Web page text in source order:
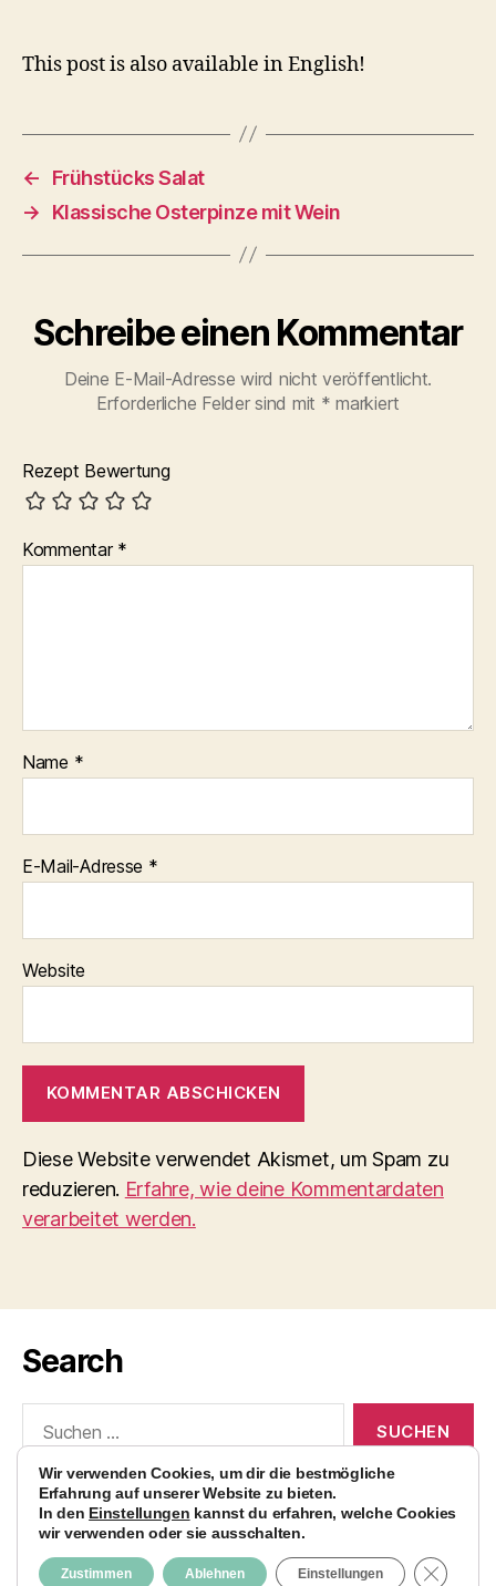
This post is also available in English!
←
Frühstücks Salat
→
Klassische Osterpinze mit Wein
Schreibe einen Kommentar
Deine E-Mail-Adresse wird nicht veröffentlicht.
Erforderliche Felder sind mit * markiert
Rezept Bewertung
Kommentar *
Name *
E-Mail-Adresse *
Website
Diese Website verwendet Akismet, um Spam zu
reduzieren. Erfahre, wie deine Kommentardaten
verarbeitet werden.
Search
nach:
© 2026AvocadoBanane Foodblog
Impressum
Wir verwenden Cookies, um dir die bestmögliche
Erfahrung auf unserer Website zu bieten.
In den Einstellungen kannst du erfahren, welche Cookies
wir verwenden oder sie ausschalten.
Zustimmen Ablehnen Einstellungen GDPR